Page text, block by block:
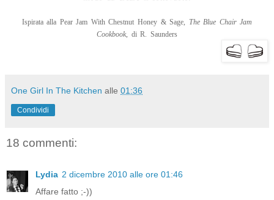
Ispirata alla Pear Jam With Chestnut Honey & Sage, The Blue Chair Jam
Cookbook, di R. Saunders
One Girl In The Kitchen alle 01:36
Condividi
18 commenti:
Lydia 2 dicembre 2010 alle ore 01:46
Affare fatto ;-))